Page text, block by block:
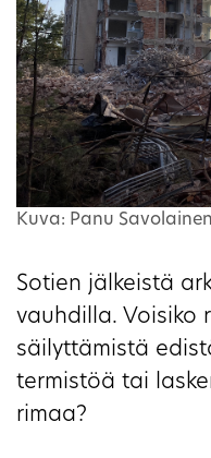
Kuva: Panu
Sotien jälkeistä
vauhdilla. Voisiko
säilyttämistä
termistöä tai
rimaa?